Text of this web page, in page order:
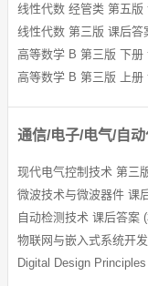
21世纪大学英语应
大学英语精读答案
大学英语综合教程
21世纪大学实用英
新视野大学英语听
线性代数 经管类 第五版
线性代数 第三版 课后答
高等数学 B 第三版 下册
高等数学 B 第三版 上册
通信/电子/电气/自动
现代电气控制技术 第三
微波技术与微波器件 课
自动检测技术 课后答案
物联网与嵌入式系统开
Digital Design